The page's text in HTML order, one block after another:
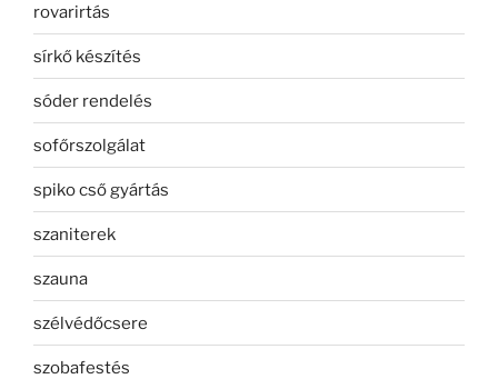
rovarirtás
sírkő készítés
sóder rendelés
sofőrszolgálat
spiko cső gyártás
szaniterek
szauna
szélvédőcsere
szobafestés